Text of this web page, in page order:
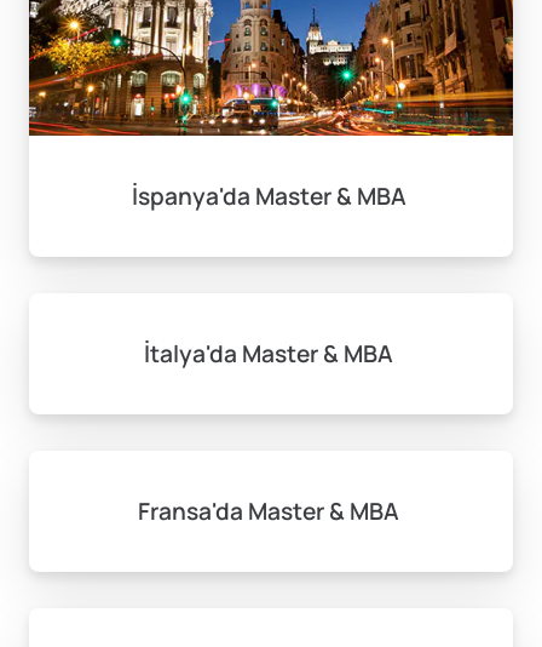
İspanya'da Master & MBA
İtalya'da Master & MBA
Fransa'da Master & MBA